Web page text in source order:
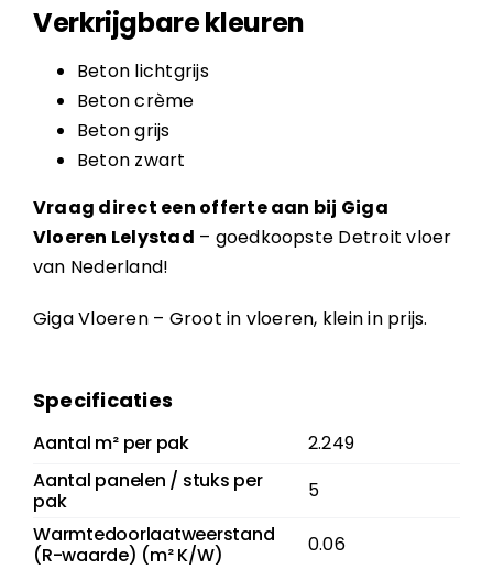
Verkrijgbare kleuren
Beton lichtgrijs
Beton crème
Beton grijs
Beton zwart
Vraag direct een offerte aan bij Giga
Vloeren Lelystad – goedkoopste Detroit vloer
van Nederland!
Giga Vloeren – Groot in vloeren, klein in prijs.
Specificaties
Aantal m² per pak
2.249
Aantal panelen / stuks per
pak
5
Warmtedoorlaatweerstand
(R-waarde) (m² K/W)
0.06